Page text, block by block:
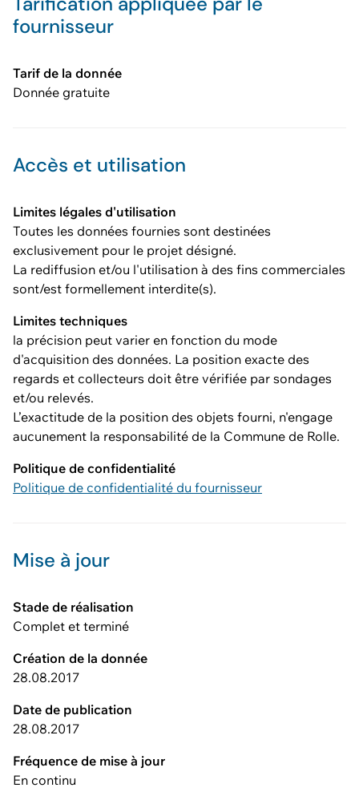
fournisseur
Tarif de la donnée
Donnée gratuite
Accès et utilisation
Limites légales d'utilisation
Toutes les données fournies sont destinées
exclusivement pour le projet désigné.
La rediffusion et/ou l'utilisation à des fins commerciales
sont/est formellement interdite(s).
Limites techniques
la précision peut varier en fonction du mode
d'acquisition des données. La position exacte des
regards et collecteurs doit être vérifiée par sondages
et/ou relevés.
L’exactitude de la position des objets fourni, n'engage
aucunement la responsabilité de la Commune de Rolle.
Politique de confidentialité
Politique de confidentialité du fournisseur
Mise à jour
Stade de réalisation
Complet et terminé
Création de la donnée
28.08.2017
Date de publication
28.08.2017
Fréquence de mise à jour
En continu